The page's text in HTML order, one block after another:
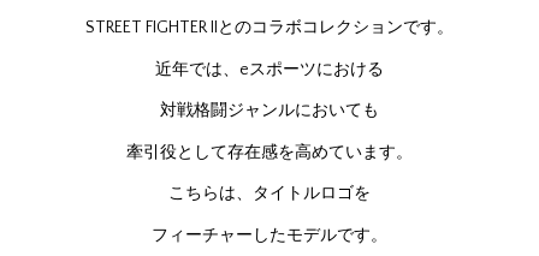
STREET FIGHTER IIとのコラボコレクションです。
近年では、eスポーツにおける
対戦格闘ジャンルにおいても
牽引役として存在感を高めています。
こちらは、タイトルロゴを
フィーチャーしたモデルです。